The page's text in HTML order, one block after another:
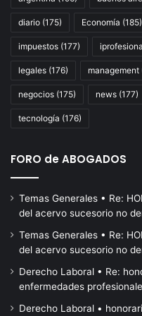
Milei,
minuto
diario (175) Economía (185)
impuestos (177)
legales (176) management
negocios (175) news (177)
tecnología (176)
FORO de ABOGADOS
Temas Generales • Re:
del acervo sucesorio no
Temas Generales • Re:
del acervo sucesorio no
Derecho Laboral • Re:
enfermedades
Derecho Laboral •